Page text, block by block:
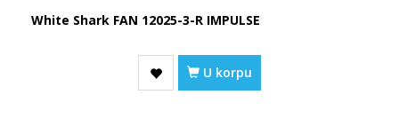
White Shark FAN 12025-3-R IMPULSE
U korpu